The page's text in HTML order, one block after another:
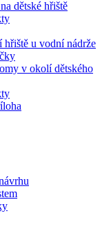
dětské hřiště
u vodní nádrže
v okolí dětského